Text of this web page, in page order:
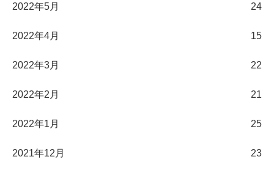
2022年5月 24
2022年4月 15
2022年3月 22
2022年2月 21
2022年1月 25
2021年12月 23